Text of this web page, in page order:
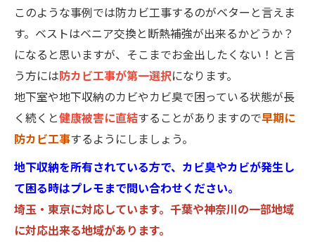
このような事例では防カビ工事するのがベターと言えま
す。ベストはベニア交換と断熱補強が出来るかどうか？
になると思いますが、そこまでお金出したくない！と言
う方には防カビ工事が第一選択になります。
地下室や地下収納のカビやカビ臭で困っている状態が長
く続くと健康被害に直結することがありますので早期に
防カビ工事するようにしましょう。
地下収納を所有されている方で、カビ臭やカビが発生し
て困る時はプレモまで問い合わせください。
埼玉・東京に対応しています。千葉や神奈川の一部地域
に対応出来る地域があります。